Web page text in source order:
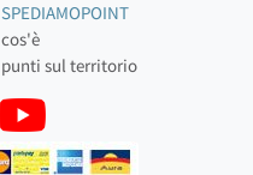
SPEDIAMOPOINT
cos'è
punti sul territorio